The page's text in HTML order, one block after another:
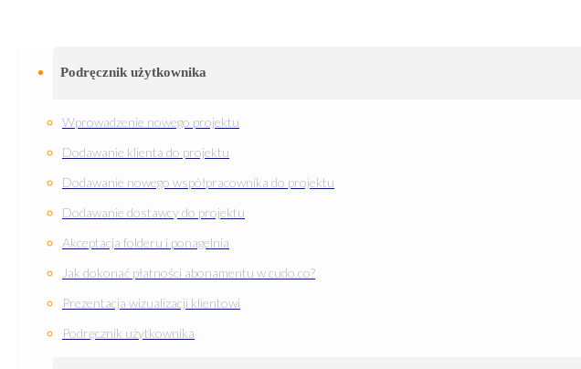
Podręcznik użytkownika
Wprowadzenie nowego projektu
Dodawanie klienta do projektu
Dodawanie nowego współpracownika do projektu
Dodawanie dostawcy do projektu
Akceptacja folderu i ponagelnia
Jak dokonać płatności abonamentu w cudo.co?
Prezentacja wizualizacji klientowi
Podręcznik użytkownika